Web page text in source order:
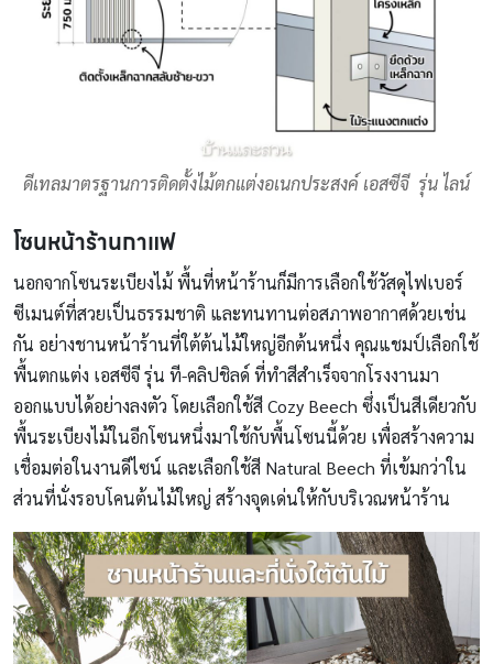
ดีเทลมาตรฐานการติดตั้งไม้ตกแต่งอเนกประสงค์ เอสซีจี รุ่น ไลน์
โซนหน้าร้านกาแฟ
นอกจากโซนระเบียงไม้ พื้นที่หน้าร้านก็มีการเลือกใช้วัสดุไฟเบอร์
ซีเมนต์ที่สวยเป็นธรรมชาติ และทนทานต่อสภาพอากาศด้วยเช่น
กัน อย่างชานหน้าร้านที่ใต้ต้นไม้ใหญ่อีกต้นหนึ่ง คุณแชมป์เลือกใช้
พื้นตกแต่ง เอสซีจี รุ่น ที-คลิปชิลด์ ที่ทำสีสำเร็จจากโรงงานมา
ออกแบบได้อย่างลงตัว โดยเลือกใช้สี Cozy Beech ซึ่งเป็นสีเดียวกับ
พื้นระเบียงไม้ในอีกโซนหนึ่งมาใช้กับพื้นโซนนี้ด้วย เพื่อสร้างความ
เชื่อมต่อในงานดีไซน์ และเลือกใช้สี Natural Beech ที่เข้มกว่าใน
ส่วนที่นั่งรอบโคนต้นไม้ใหญ่ สร้างจุดเด่นให้กับบริเวณหน้าร้าน